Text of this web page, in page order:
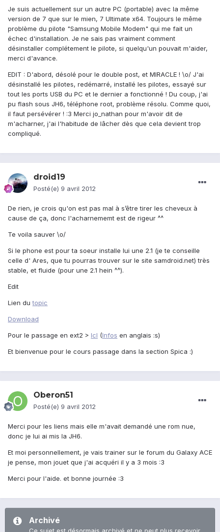
Je suis actuellement sur un autre PC (portable) avec la même
version de 7 que sur le mien, 7 Ultimate x64. Toujours le même
problème du pilote "Samsung Mobile Modem" qui me fait un
échec d'installation. Je ne sais pas vraiment comment
désinstaller complétement le pilote, si quelqu'un pouvait m'aider,
merci d'avance.
EDIT : D'abord, désolé pour le double post, et MIRACLE ! \o/ J'ai
désinstallé les pilotes, redémarré, installé les pilotes, essayé sur
tout les ports USB du PC et le dernier a fonctionné ! Du coup, j'ai
pu flash sous JH6, téléphone root, problème résolu. Comme quoi,
il faut persévérer ! :3 Merci jo_nathan pour m'avoir dit de
m'acharner, j'ai l'habitude de lâcher dès que cela devient trop
compliqué.
droid19
Posté(e) 9 avril 2012
De rien, je crois qu'on est pas mal à s’être tirer les cheveux à
cause de ça, donc l'acharnememt est de rigeur ^^
Te voila sauver \o/
Si le phone est pour ta soeur installe lui une 2.1 (je te conseille
celle d' Ares, que tu pourras trouver sur le site samdroid.net) très
stable, et fluide (pour une 2.1 hein ^^).
Edit
Lien dutopic
Download
Pour le passage en ext2 > IcI (Infos en anglais :s)
Et bienvenue pour le cours passage dans la section Spica :)
Oberon51
Posté(e) 9 avril 2012
Merci pour les liens mais elle m'avait demandé une rom nue,
donc je lui ai mis la JH6.
Et moi personnellement, je vais trainer sur le forum du Galaxy ACE
je pense, mon jouet que j'ai acquéri il y a 3 mois :3
Merci pour l'aide. et bonne journée :3
Archivé